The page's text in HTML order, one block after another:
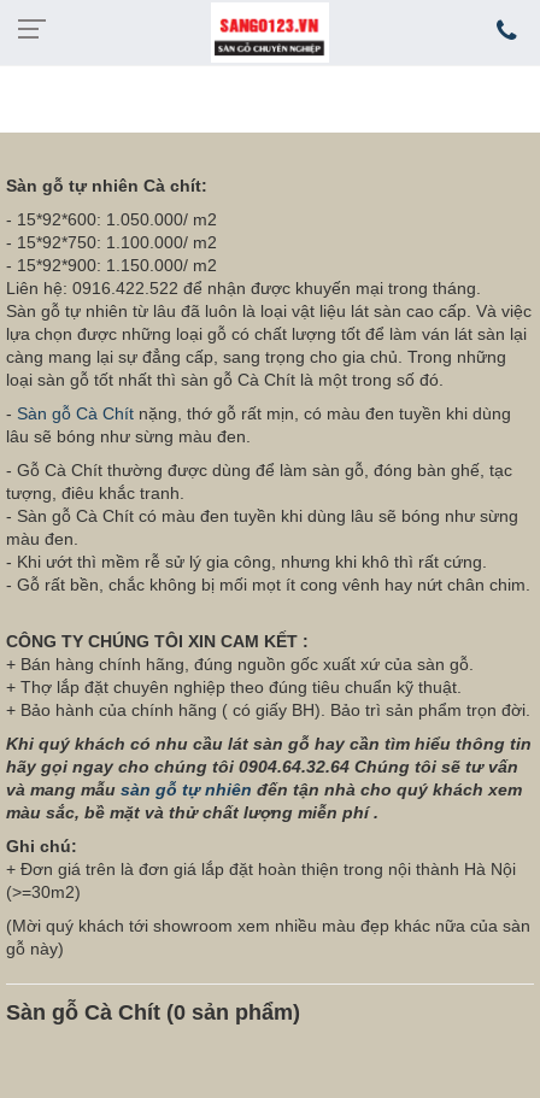
Sàn gỗ tự nhiên Cà chít:
- 15*92*600: 1.050.000/ m2
- 15*92*750: 1.100.000/ m2
- 15*92*900: 1.150.000/ m2
Liên hệ: 0916.422.522 để nhận được khuyến mại trong tháng.
Sàn gỗ tự nhiên từ lâu đã luôn là loại vật liệu lát sàn cao cấp. Và việc
lựa chọn được những loại gỗ có chất lượng tốt để làm ván lát sàn lại
càng mang lại sự đẳng cấp, sang trọng cho gia chủ. Trong những
loại sàn gỗ tốt nhất thì sàn gỗ Cà Chít là một trong số đó.
- Sàn gỗ Cà Chít nặng, thớ gỗ rất mịn, có màu đen tuyền khi dùng
lâu sẽ bóng như sừng màu đen.
- Gỗ Cà Chít thường được dùng để làm sàn gỗ, đóng bàn ghế, tạc
tượng, điêu khắc tranh.
- Sàn gỗ Cà Chít có màu đen tuyền khi dùng lâu sẽ bóng như sừng
màu đen.
- Khi ướt thì mềm rễ sử lý gia công, nhưng khi khô thì rất cứng.
- Gỗ rất bền, chắc không bị mối mọt ít cong vênh hay nứt chân chim.
CÔNG TY CHÚNG TÔI XIN CAM KẾT :
+ Bán hàng chính hãng, đúng nguồn gốc xuất xứ của sàn gỗ.
+ Thợ lắp đặt chuyên nghiệp theo đúng tiêu chuẩn kỹ thuật.
+ Bảo hành của chính hãng ( có giấy BH). Bảo trì sản phẩm trọn đời.
Khi quý khách có nhu cầu lát sàn gỗ hay cần tìm hiểu thông tin
hãy gọi ngay cho chúng tôi 0904.64.32.64 Chúng tôi sẽ tư vấn
và mang mẫu sàn gỗ tự nhiên đến tận nhà cho quý khách xem
màu sắc, bề mặt và thử chất lượng miễn phí .
Ghi chú:
+ Đơn giá trên là đơn giá lắp đặt hoàn thiện trong nội thành Hà Nội
(>=30m2)
(Mời quý khách tới showroom xem nhiều màu đẹp khác nữa của sàn
gỗ này)
Sàn gỗ Cà Chít (0 sản phẩm)